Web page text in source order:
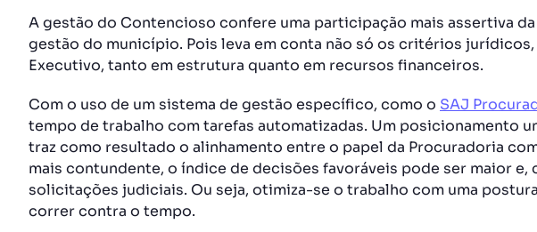
A gestão do Contencioso confere uma participação mais assertiva
gestão do município. Pois leva em conta não só os critérios
Executivo, tanto em estrutura quanto em recursos financeiros.
Com o uso de um sistema de gestão específico, como o SAJ
tempo de trabalho com tarefas automatizadas. Um posicionamento
traz como resultado o alinhamento entre o papel da Procuradoria
mais contundente, o índice de decisões favoráveis pode ser maior e,
solicitações judiciais. Ou seja, otimiza-se o trabalho com uma
correr contra o tempo.